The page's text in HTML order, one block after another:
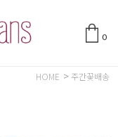
0
HOME >주간꽃배송